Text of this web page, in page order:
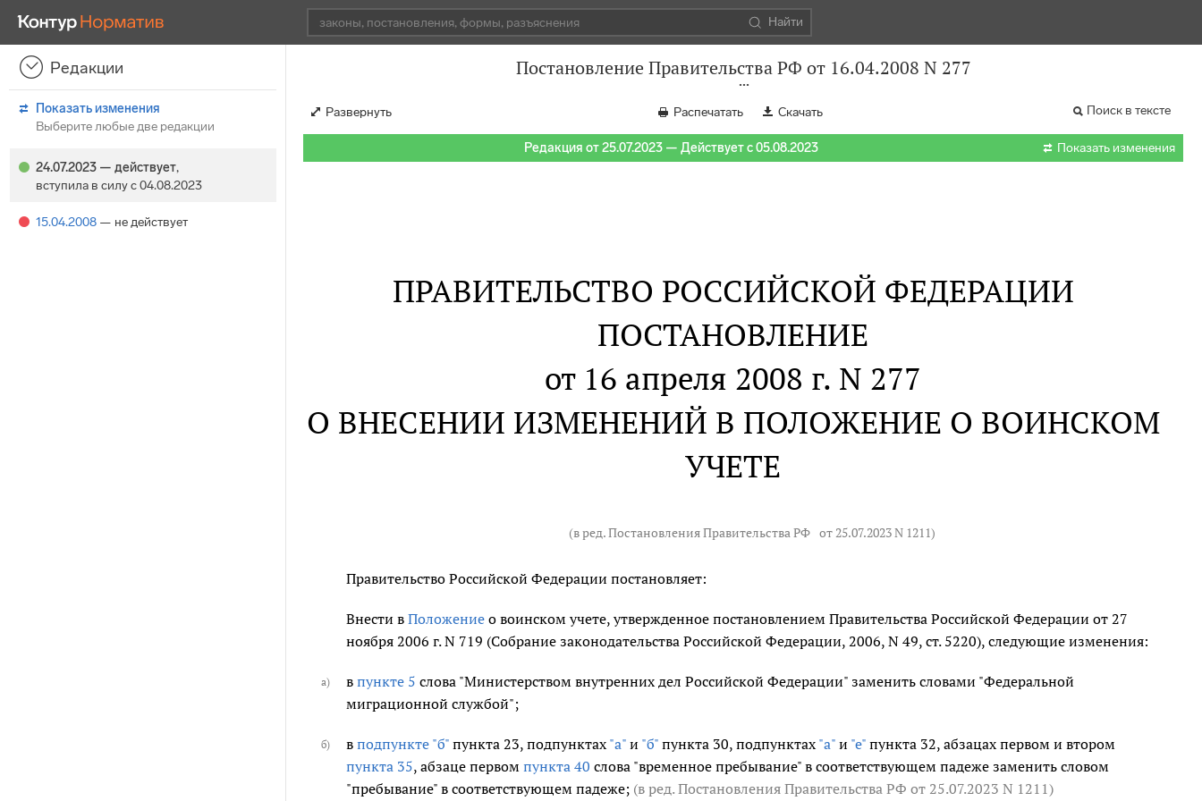
Найти
Редакции
Показать изменения
Выберите любые две редакции
24.07.2023 — действует,
вступила в силу с 04.08.2023
15.04.2008 — не действует
Постановление Правительства РФ от 16.04.2008 N 277
Развернуть Распечатать Скачать Поиск в тексте
Редакция от 25.07.2023 — Действует с 05.08.2023  Показать изменения
ПРАВИТЕЛЬСТВО РОССИЙСКОЙ ФЕДЕРАЦИИ
ПОСТАНОВЛЕНИЕ
от 16 апреля 2008 г. N 277
О ВНЕСЕНИИ ИЗМЕНЕНИЙ В ПОЛОЖЕНИЕ О ВОИНСКОМ
УЧЕТЕ
(в ред. Постановления Правительства РФ от 25.07.2023 N 1211)
Правительство Российской Федерации постановляет:
Внести вПоложение о воинском учете, утвержденное постановлением Правительства Российской Федерации от 27
ноября 2006 г. N 719 (Собрание законодательства Российской Федерации, 2006, N 49, ст. 5220), следующие изменения:
а) впункте 5 слова "Министерством внутренних дел Российской Федерации" заменить словами "Федеральной
миграционной службой";
б) вподпункте "б" пункта 23, подпунктах "а" и "б" пункта 30, подпунктах "а" и "е" пункта 32, абзацах первом и втором
пункта 35, абзаце первомпункта 40 слова "временное пребывание" в соответствующем падеже заменить словом
"пребывание" в соответствующем падеже; (в ред. Постановления Правительства РФот 25.07.2023 N 1211)